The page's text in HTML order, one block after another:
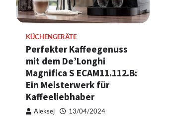
KÜCHENGERÄTE
Perfekter Kaffeegenuss
mit dem De’Longhi
Magnifica S ECAM11.112.B:
Ein Meisterwerk für
Kaffeeliebhaber
Aleksej 13/04/2024